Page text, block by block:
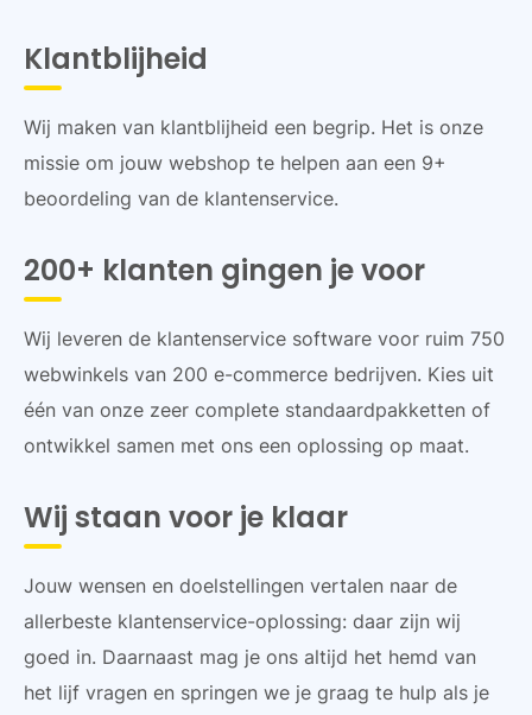
Klantblijheid
Wij maken van klantblijheid een begrip. Het is onze
missie om jouw webshop te helpen aan een 9+
beoordeling van de klantenservice.
200+ klanten gingen je voor
Wij leveren de klantenservice software voor ruim 750
webwinkels van 200 e-commerce bedrijven. Kies uit
één van onze zeer complete standaardpakketten of
ontwikkel samen met ons een oplossing op maat.
Wij staan voor je klaar
Jouw wensen en doelstellingen vertalen naar de
allerbeste klantenservice-oplossing: daar zijn wij
goed in. Daarnaast mag je ons altijd het hemd van
het lijf vragen en springen we je graag te hulp als je